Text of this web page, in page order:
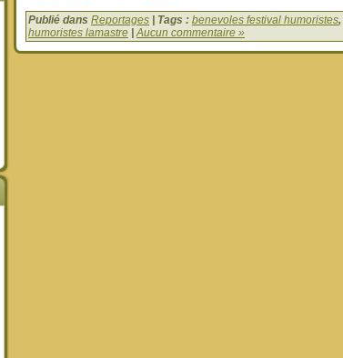
Publié dans Reportages | Tags : benevoles festival humoristes,
humoristes lamastre |Aucun commentaire »